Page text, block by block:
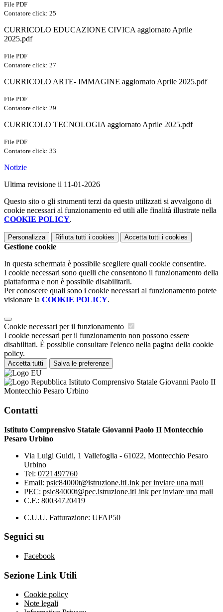
File PDF
Contatore click: 25
CURRICOLO EDUCAZIONE CIVICA aggiornato Aprile
2025.pdf
File PDF
Contatore click: 27
CURRICOLO ARTE- IMMAGINE aggiornato Aprile 2025.pdf
File PDF
Contatore click: 29
CURRICOLO TECNOLOGIA aggiornato Aprile 2025.pdf
File PDF
Contatore click: 33
Notizie
Ultima revisione il 11-01-2026
Questo sito o gli strumenti terzi da questo utilizzati si avvalgono di
cookie necessari al funzionamento ed utili alle finalità illustrate nella
COOKIE POLICY.
Personalizza Rifiuta tutti i cookies Accetta tutti i cookies
Gestione cookie
In questa schermata è possibile scegliere quali cookie consentire.
I cookie necessari sono quelli che consentono il funzionamento della
piattaforma e non è possibile disabilitarli.
Per conoscere quali sono i cookie necessari al funzionamento potete
visionare la COOKIE POLICY.
Cookie necessari per il funzionamento
I cookie necessari per il funzionamento non possono essere
disabilitati. È possibile consultare l'elenco nella pagina della cookie
policy.
Accetta tutti Salva le preferenze
Istituto Comprensivo Statale Giovanni Paolo II
Montecchio Pesaro Urbino
Contatti
Istituto Comprensivo Statale Giovanni Paolo II Montecchio
Pesaro Urbino
Via Luigi Guidi, 1 Vallefoglia - 61022, Montecchio Pesaro
Urbino
Tel: 0721497760
Email: psic84000t@istruzione.itLink per inviare una mail
PEC: psic84000t@pec.istruzione.itLink per inviare una mail
C.F.: 80034720419
C.U.U. Fatturazione: UFAP50
Seguici su
Facebook
Sezione Link Utili
Cookie policy
Note legali